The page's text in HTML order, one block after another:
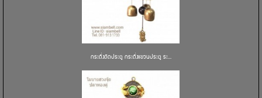
กระดิ่งติดประตู กระดิ่งแขวนประตู ระ...